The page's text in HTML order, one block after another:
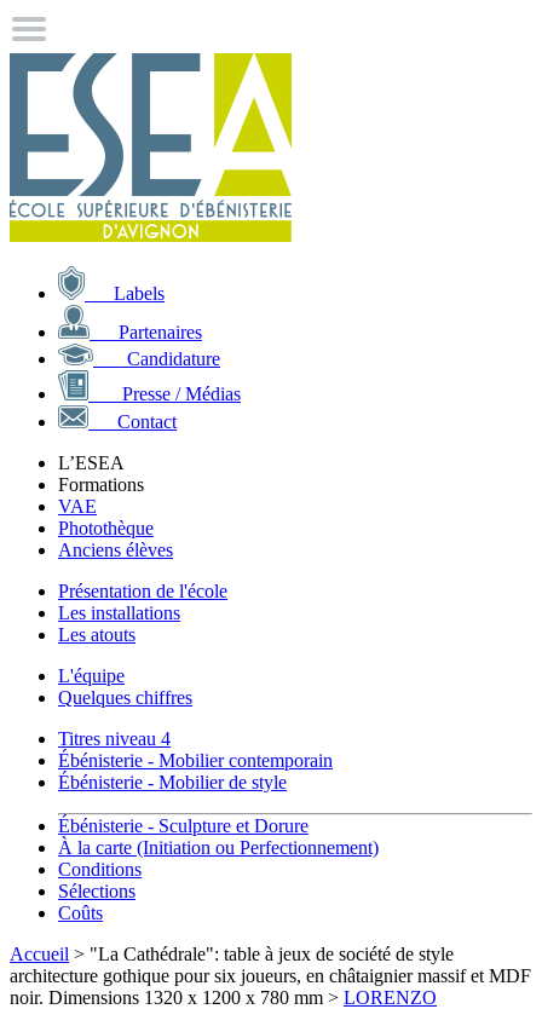
Labels
Partenaires
Candidature
Presse / Médias
Contact
L’ESEA
Formations
VAE
Photothèque
Anciens élèves
Présentation de l'école
Les installations
Les atouts
L'équipe
Quelques chiffres
Titres niveau 4
Ébénisterie - Mobilier contemporain
Ébénisterie - Mobilier de style
Ébénisterie - Sculpture et Dorure
À la carte (Initiation ou Perfectionnement)
Conditions
Sélections
Coûts
Accueil > "La Cathédrale": table à jeux de société de style
architecture gothique pour six joueurs, en châtaignier massif et MDF
noir. Dimensions 1320 x 1200 x 780 mm > LORENZO